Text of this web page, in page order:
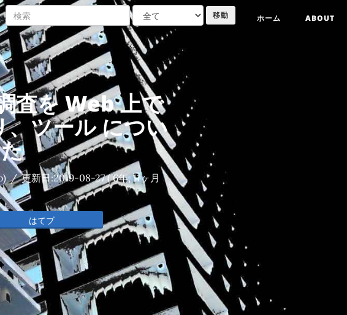
ホーム ABOUT
査を Web 上で
ツール につい
/ 更新日:2019-08-27( 6年, 11ヶ月
はてブ